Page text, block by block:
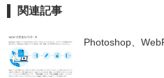
関連記事
Photoshop、